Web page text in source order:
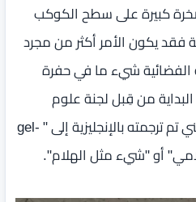
كبيرة على سطح الكوكب
فقد يكون الأمر أكثر من مجرد
شيء ما في حفرة
من قِبل لجنة علوم
الفضاء الدولية بمصطلح صيني تم ترجمته بالإنجليزية إلى " gel-